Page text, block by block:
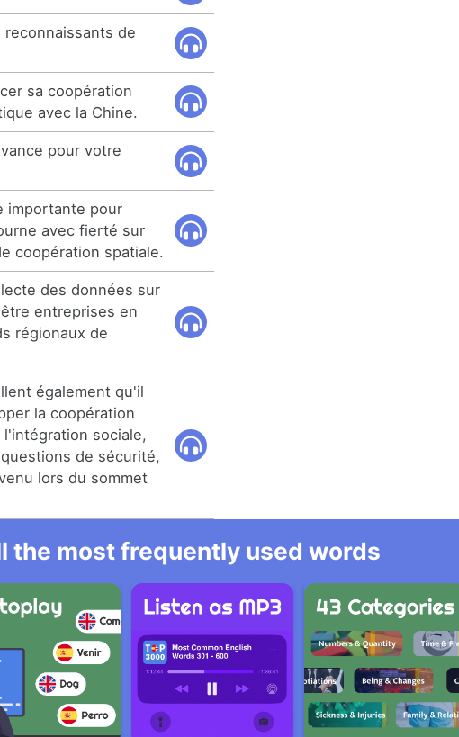
reconnaissants de
sa coopération
avec la Chine.
pour votre
importante pour
avec fierté sur
coopération spatiale.
des données sur
entreprises en
régionaux de
également qu'il
la coopération
sociale,
de sécurité,
lors du sommet
the most frequently used words